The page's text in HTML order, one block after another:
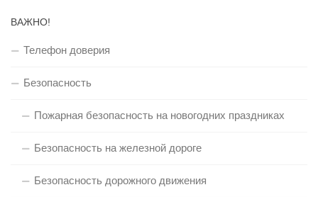
ВАЖНО!
Телефон доверия
Безопасность
Пожарная безопасность на новогодних праздниках
Безопасность на железной дороге
Безопасность дорожного движения